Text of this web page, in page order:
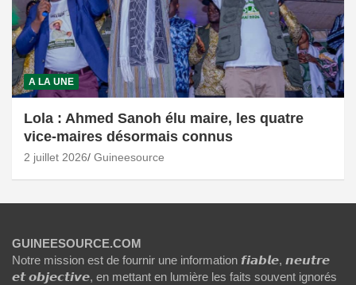
A LA UNE
Lola : Ahmed Sanoh élu maire, les quatre
vice-maires désormais connus
2 juillet 2026 Guineesource
GUINEESOURCE.COM
Notre mission est de fournir une information 𝙛𝙞𝙖𝙗𝙡𝙚, 𝙣𝙚𝙪𝙩𝙧𝙚
𝙚𝙩 𝙤𝙗𝙟𝙚𝙘𝙩𝙞𝙫𝙚, en mettant en lumière les faits souvent ignorés